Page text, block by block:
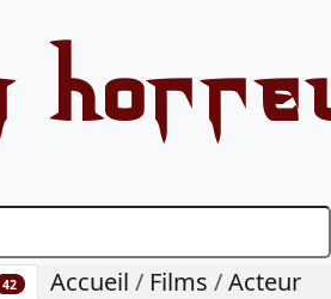
42 Accueil Films
Acteur